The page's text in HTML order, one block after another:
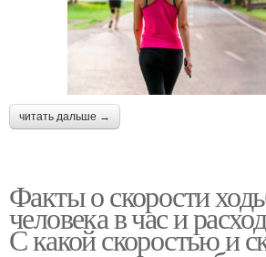
читать дальше →
Факты о скорости
человека в час и
С какой скоростью и